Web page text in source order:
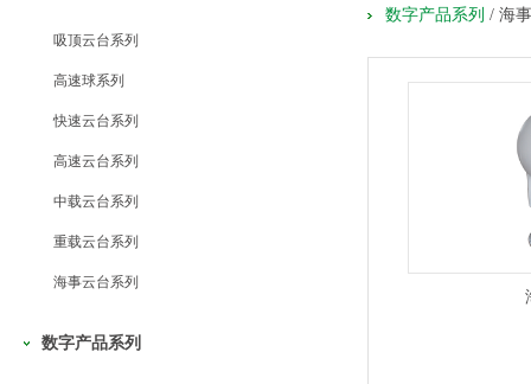
吸顶云台系列
高速球系列
快速云台系列
高速云台系列
中载云台系列
重载云台系列
海事云台系列
数字产品系列
数字产品系列 / 海